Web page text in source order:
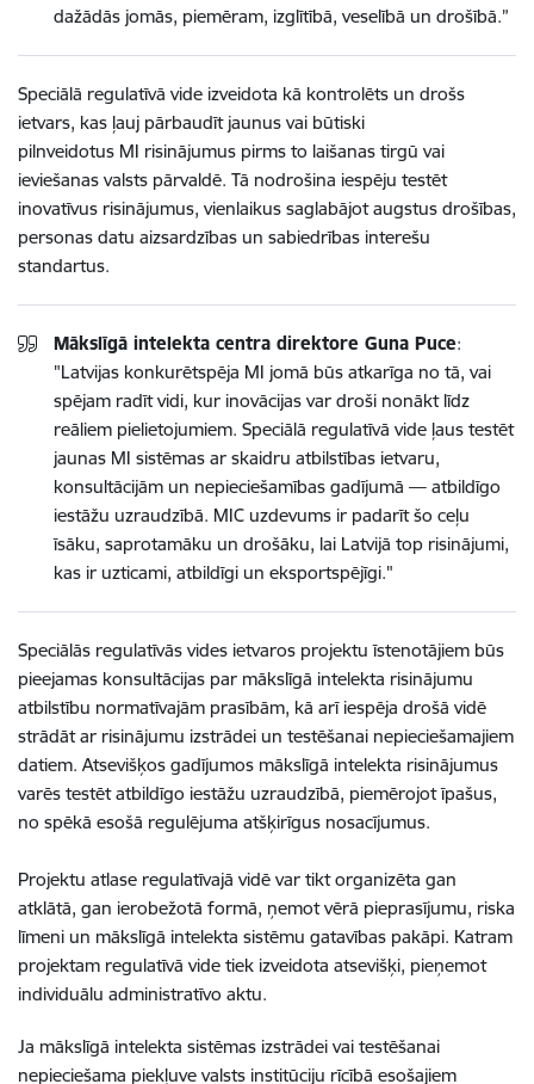
dažādās jomās, piemēram, izglītībā, veselībā un drošībā.”
Speciālā regulatīvā vide izveidota kā kontrolēts un drošs
ietvars, kas ļauj pārbaudīt jaunus vai būtiski
pilnveidotus MI risinājumus pirms to laišanas tirgū vai
ieviešanas valsts pārvaldē. Tā nodrošina iespēju testēt
inovatīvus risinājumus, vienlaikus saglabājot augstus drošības,
personas datu aizsardzības un sabiedrības interešu
standartus.
Mākslīgā intelekta centra direktore Guna Puce:
"Latvijas konkurētspēja MI jomā būs atkarīga no tā, vai
spējam radīt vidi, kur inovācijas var droši nonākt līdz
reāliem pielietojumiem. Speciālā regulatīvā vide ļaus testēt
jaunas MI sistēmas ar skaidru atbilstības ietvaru,
konsultācijām un nepieciešamības gadījumā — atbildīgo
iestāžu uzraudzībā. MIC uzdevums ir padarīt šo ceļu
īsāku, saprotamāku un drošāku, lai Latvijā top risinājumi,
kas ir uzticami, atbildīgi un eksportspējīgi."
Speciālās regulatīvās vides ietvaros projektu īstenotājiem būs
pieejamas konsultācijas par mākslīgā intelekta risinājumu
atbilstību normatīvajām prasībām, kā arī iespēja drošā vidē
strādāt ar risinājumu izstrādei un testēšanai nepieciešamajiem
datiem. Atsevišķos gadījumos mākslīgā intelekta risinājumus
varēs testēt atbildīgo iestāžu uzraudzībā, piemērojot īpašus,
no spēkā esošā regulējuma atšķirīgus nosacījumus.
Projektu atlase regulatīvajā vidē var tikt organizēta gan
atklātā, gan ierobežotā formā, ņemot vērā pieprasījumu, riska
līmeni un mākslīgā intelekta sistēmu gatavības pakāpi. Katram
projektam regulatīvā vide tiek izveidota atsevišķi, pieņemot
individuālu administratīvo aktu.
Ja mākslīgā intelekta sistēmas izstrādei vai testēšanai
nepieciešama piekļuve valsts institūciju rīcībā esošajiem